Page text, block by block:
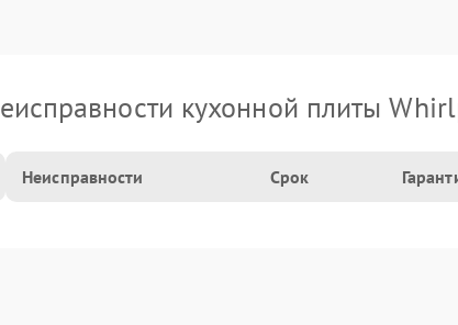
кухонной плиты
Неисправности Срок